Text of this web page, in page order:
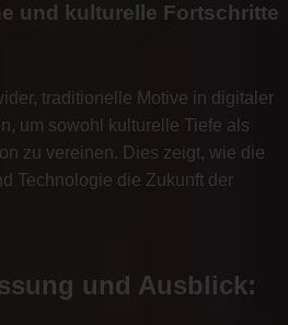
und kulturelle Fortschritte
traditionelle Motive in digitaler
um sowohl kulturelle Tiefe als
zu vereinen. Dies zeigt, wie die
Technologie die Zukunft der
und Ausblick: